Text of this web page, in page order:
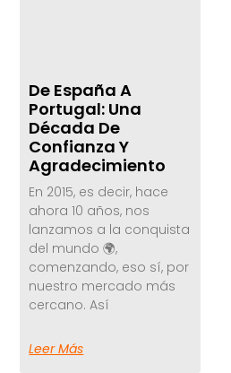
De España A
Portugal: Una
Década De
Confianza Y
Agradecimiento
En 2015, es decir, hace
ahora 10 años, nos
lanzamos a la conquista
del mundo 🌍,
comenzando, eso sí, por
nuestro mercado más
cercano. Así
Leer Más